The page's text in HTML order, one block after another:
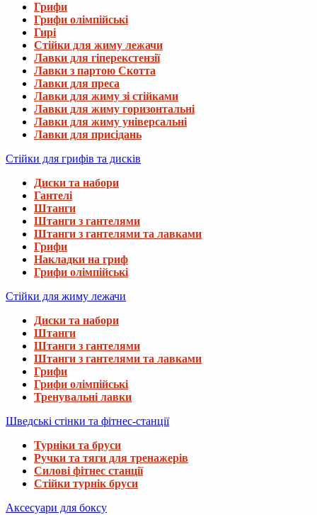
Грифи
Грифи олімпійські
Гирі
Стійки для жиму лежачи
Лавки для гіперекстензії
Лавки з партою Скотта
Лавки для преса
Лавки для жиму зі стійками
Лавки для жиму горизонтальні
Лавки для жиму універсальні
Лавки для присідань
Стійки для грифів та дисків
Диски та набори
Гантелі
Штанги
Штанги з гантелями
Штанги з гантелями та лавками
Грифи
Накладки на гриф
Грифи олімпійські
Стійки для жиму лежачи
Диски та набори
Штанги
Штанги з гантелями
Штанги з гантелями та лавками
Грифи
Грифи олімпійські
Тренувальні лавки
Шведські стінки та фітнес-станції
Турніки та бруси
Ручки та тяги для тренажерів
Силові фітнес станції
Стійки турнік бруси
Аксесуари для боксу